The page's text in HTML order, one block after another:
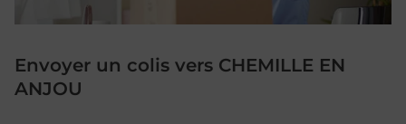
Envoyer un colis vers CHEMILLE EN
ANJOU